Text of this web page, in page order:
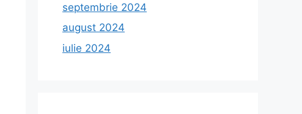
septembrie 2024
august 2024
iulie 2024